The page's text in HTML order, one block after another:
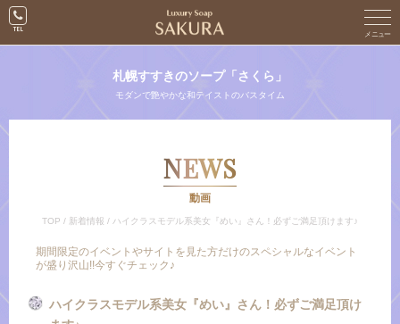
札幌すすきのソープ「さくら」
モダンで艶やかな和テイストのバスタイム
NEWS
動画
TOP / 新着情報 / ハイクラスモデル系美女『めい』さん！必ずご満足頂けます♪
期間限定のイベントやサイトを見た方だけのスペシャルなイベント
が盛り沢山!!今すぐチェック♪
ハイクラスモデル系美女『めい』さん！必ずご満足頂け